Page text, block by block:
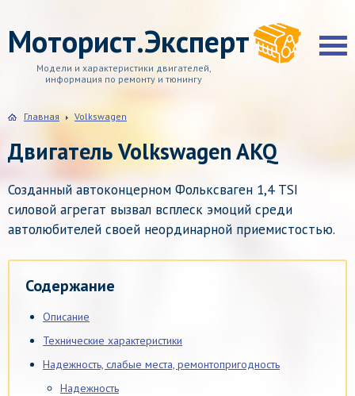
Моторист.Эксперт
Модели и характеристики двигателей,
информация по ремонту и тюнингу
Главная Volkswagen
Двигатель Volkswagen AKQ
Созданный автоконцерном Фольксваген 1,4 TSI
силовой агрегат вызвал всплеск эмоций среди
автолюбителей своей неординарной приемистостью.
Содержание
Описание
Технические характеристики
Надежность, слабые места, ремонтопригодность
Надежность